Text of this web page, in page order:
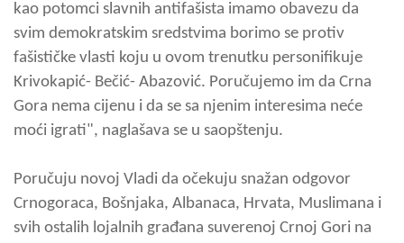
kao potomci slavnih antifašista imamo obavezu da
svim demokratskim sredstvima borimo se protiv
fašističke vlasti koju u ovom trenutku personifikuje
Krivokapić- Bečić- Abazović. Poručujemo im da Crna
Gora nema cijenu i da se sa njenim interesima neće
moći igrati", naglašava se u saopštenju.
Poručuju novoj Vladi da očekuju snažan odgovor
Crnogoraca, Bošnjaka, Albanaca, Hrvata, Muslimana i
svih ostalih lojalnih građana suverenoj Crnoj Gori na